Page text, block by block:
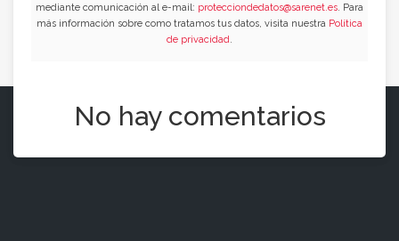
mediante comunicación al e-mail: protecciondedatos@sarenet.es. Para
más información sobre como tratamos tus datos, visita nuestra Política
de privacidad.
No hay comentarios